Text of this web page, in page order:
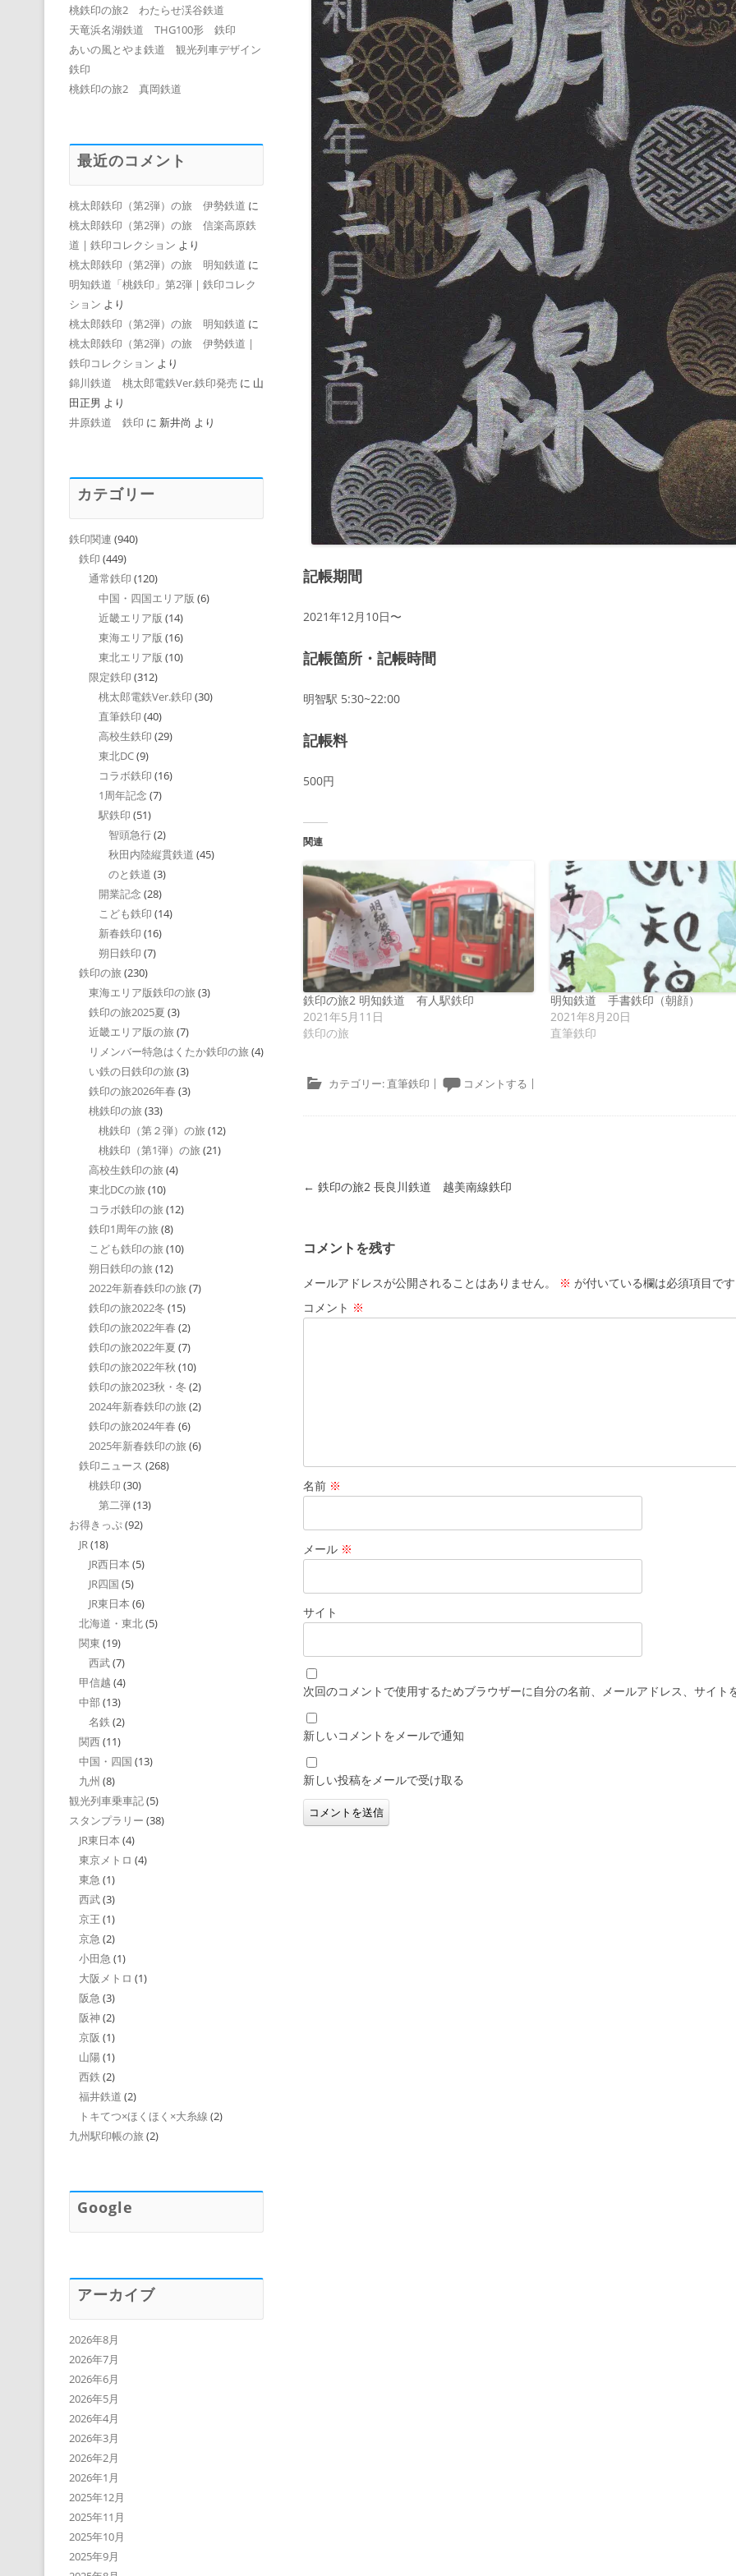
記帳期間
2021年12月10日〜
記帳箇所・記帳時間
明智駅 5:30~22:00
記帳料
500円
関連
鉄印の旅2 明知鉄道 有人駅鉄印
2021年5月11日
鉄印の旅
明知鉄道 手書鉄印（朝顔）
2021年8月20日
直筆鉄印
カテゴリー: 直筆鉄印 | コメントする |
投稿ナビゲーション
← 鉄印の旅2 長良川鉄道 越美南線鉄印
コメントを残す
メールアドレスが公開されることはありません。 ※ が付いている欄は必須項目です
コメント ※
名前 ※
メール ※
サイト
次回のコメントで使用するためブラウザーに自分の名前、メールアドレス、サイト
新しいコメントをメールで通知
新しい投稿をメールで受け取る
桃鉄印の旅2 わたらせ渓谷鉄道
天竜浜名湖鉄道 THG100形 鉄印
あいの風とやま鉄道 観光列車デザイン
鉄印
桃鉄印の旅2 真岡鉄道
最近のコメント
桃太郎鉄印（第2弾）の旅 伊勢鉄道 に
桃太郎鉄印（第2弾）の旅 信楽高原鉄
道 | 鉄印コレクション より
桃太郎鉄印（第2弾）の旅 明知鉄道 に
明知鉄道「桃鉄印」第2弾 | 鉄印コレク
ション より
桃太郎鉄印（第2弾）の旅 明知鉄道 に
桃太郎鉄印（第2弾）の旅 伊勢鉄道 |
鉄印コレクション より
錦川鉄道 桃太郎電鉄Ver.鉄印発売 に 山
田正男 より
井原鉄道 鉄印 に 新井尚 より
カテゴリー
鉄印関連 (940)
鉄印 (449)
通常鉄印 (120)
中国・四国エリア版 (6)
近畿エリア版 (14)
東海エリア版 (16)
東北エリア版 (10)
限定鉄印 (312)
桃太郎電鉄Ver.鉄印 (30)
直筆鉄印 (40)
高校生鉄印 (29)
東北DC(9)
コラボ鉄印 (16)
1周年記念 (7)
駅鉄印 (51)
智頭急行(2)
秋田内陸縦貫鉄道 (45)
のと鉄道 (3)
開業記念 (28)
こども鉄印 (14)
新春鉄印 (16)
朔日鉄印 (7)
鉄印の旅 (230)
東海エリア版鉄印の旅 (3)
鉄印の旅2025夏 (3)
近畿エリア版の旅 (7)
リメンバー特急はくたか鉄印の旅 (4)
い鉄の日鉄印の旅 (3)
鉄印の旅2026年春 (3)
桃鉄印の旅 (33)
桃鉄印（第２弾）の旅 (12)
桃鉄印（第1弾）の旅 (21)
高校生鉄印の旅 (4)
東北DCの旅 (10)
コラボ鉄印の旅 (12)
鉄印1周年の旅 (8)
こども鉄印の旅 (10)
朔日鉄印の旅 (12)
2022年新春鉄印の旅 (7)
鉄印の旅2022冬 (15)
鉄印の旅2022年春 (2)
鉄印の旅2022年夏 (7)
鉄印の旅2022年秋 (10)
鉄印の旅2023秋・冬 (2)
2024年新春鉄印の旅 (2)
鉄印の旅2024年春 (6)
2025年新春鉄印の旅 (6)
鉄印ニュース (268)
桃鉄印 (30)
第二弾(13)
お得きっぷ(92)
JR(18)
JR西日本 (5)
JR四国 (5)
JR東日本 (6)
北海道・東北(5)
関東 (19)
西武(7)
甲信越 (4)
中部 (13)
名鉄 (2)
関西(11)
中国・四国 (13)
九州 (8)
観光列車乗車記(5)
スタンプラリー (38)
JR東日本 (4)
東京メトロ (4)
東急 (1)
西武(3)
京王 (1)
京急 (2)
小田急 (1)
大阪メトロ (1)
阪急 (3)
阪神 (2)
京阪 (1)
山陽 (1)
西鉄 (2)
福井鉄道 (2)
トキてつ×ほくほく×大糸線 (2)
九州駅印帳の旅 (2)
Google
アーカイブ
2026年8月
2026年7月
2026年6月
2026年5月
2026年4月
2026年3月
2026年2月
2026年1月
2025年12月
2025年11月
2025年10月
2025年9月